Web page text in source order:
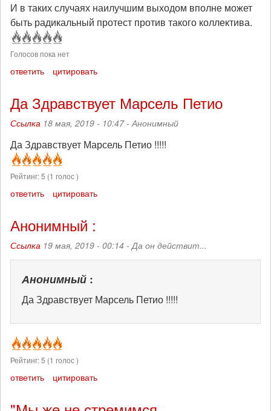
И в таких случаях наилучшим выходом вполне может
быть радикальный протест против такого коллектива.
Голосов пока нет
ответить цитировать
Да Здравствует Марсель Петио
Ссылка 18 мая, 2019 - 10:47 -Анонимный
Да Здравствует Марсель Петио !!!!!
Рейтинг:5 (1 голос )
ответить цитировать
Анонимный :
Ссылка 19 мая, 2019 - 00:14 -Да он действит...
Анонимный:
Да Здравствует Марсель Петио !!!!!
Рейтинг:5 (1 голос )
ответить цитировать